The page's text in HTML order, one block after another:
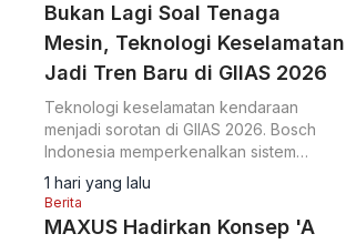
Bukan Lagi Soal Tenaga
Mesin, Teknologi Keselamatan
Jadi Tren Baru di GIIAS 2026
Teknologi keselamatan kendaraan
menjadi sorotan di GIIAS 2026. Bosch
Indonesia memperkenalkan sistem
Sense, Think, dan Act yang membantu
pengemudi.
1 hari yang lalu
Berita
MAXUS Hadirkan Konsep 'A